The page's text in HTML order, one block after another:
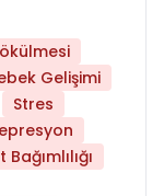
Gelişimi
Stres